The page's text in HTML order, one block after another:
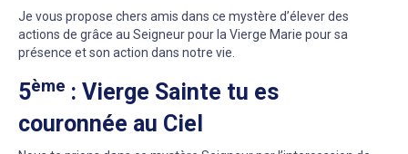
Je vous propose chers amis dans ce mystère d’élever des
actions de grâce au Seigneur pour la Vierge Marie pour sa
présence et son action dans notre vie.
5ème : Vierge Sainte tu es
couronnée au Ciel